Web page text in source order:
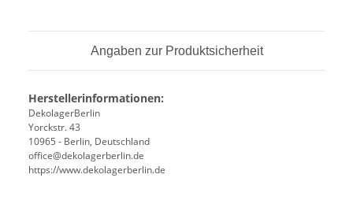
Angaben zur Produktsicherheit
Herstellerinformationen:
DekolagerBerlin
Yorckstr. 43
10965 - Berlin, Deutschland
office@dekolagerberlin.de
https://www.dekolagerberlin.de